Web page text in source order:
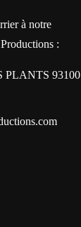
à notre
:
PLANTS 93100